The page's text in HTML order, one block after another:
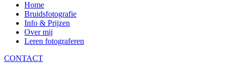
Home
Bruidsfotografie
Info & Prijzen
Over mij
Leren fotograferen
CONTACT